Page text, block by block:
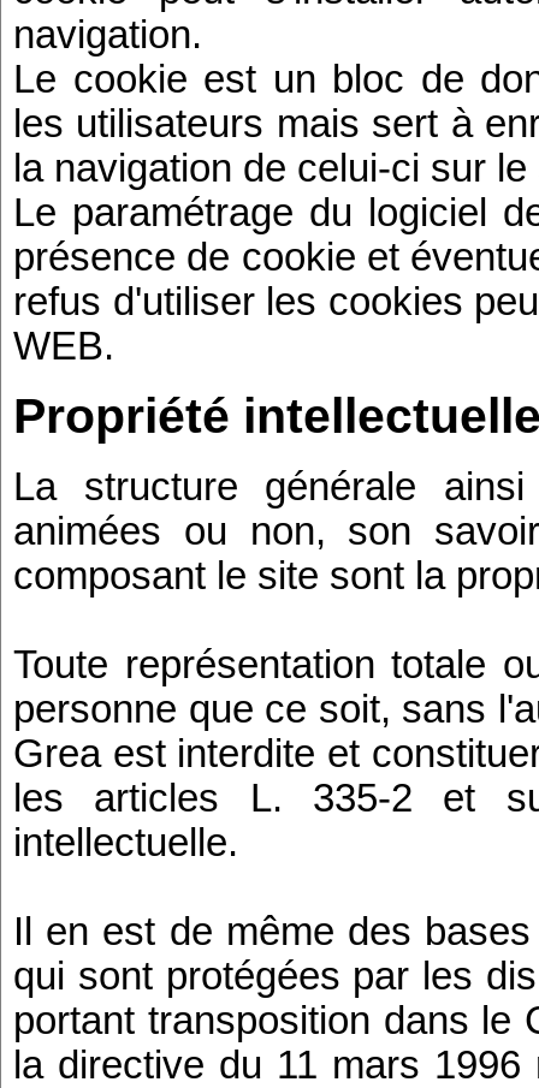
navigation.
Le cookie est un bloc de
les utilisateurs mais sert à
la navigation de celui-ci sur le
Le paramétrage du logiciel
présence de cookie et
refus d'utiliser les cookies
WEB.
Propriété
La structure générale
animées ou non, son
composant le site sont la
Toute représentation totale
personne que ce soit, sans
Grea est interdite et
les articles L. 335-2 et
intellectuelle.
Il en est de même des
qui sont protégées par les
portant transposition dans le
la directive du 11 mars